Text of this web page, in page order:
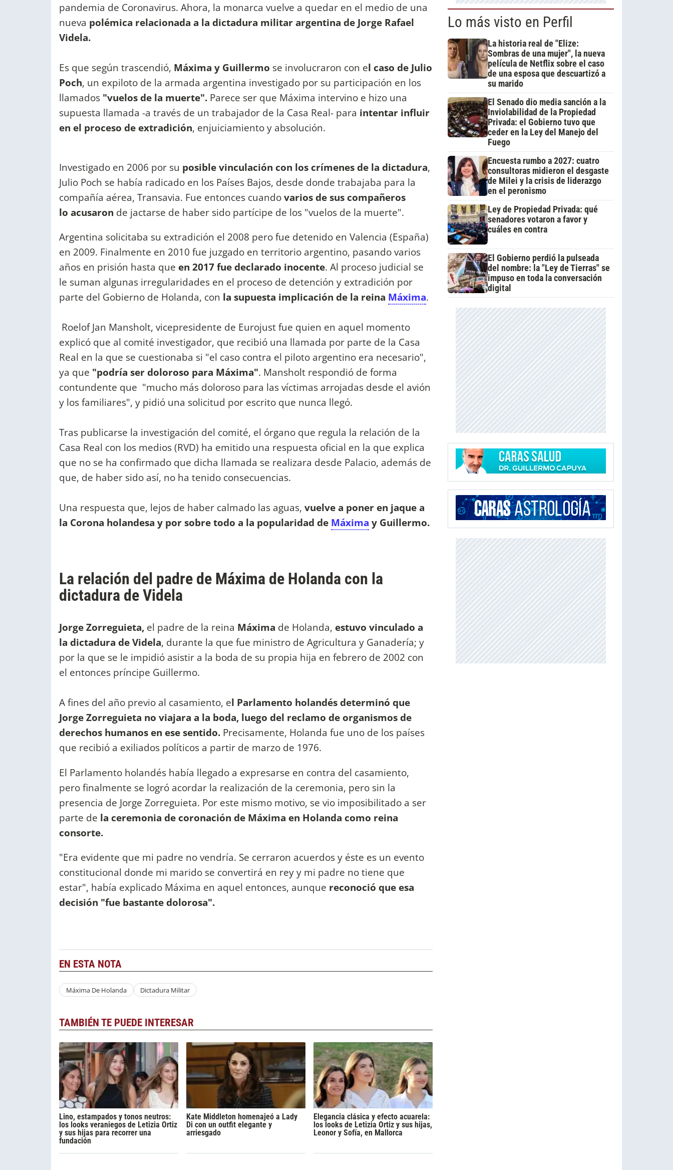
pandemia de Coronavirus. Ahora, la monarca vuelve a quedar en el medio de una
nueva polémica relacionada a la dictadura militar argentina de Jorge Rafael
Videla.
Es que según trascendió, Máxima y Guillermo se involucraron con el caso de Julio
Poch, un expiloto de la armada argentina investigado por su participación en los
llamados "vuelos de la muerte". Parece ser que Máxima intervino e hizo una
supuesta llamada -a través de un trabajador de la Casa Real- para intentar influir
en el proceso de extradición, enjuiciamiento y absolución.
Investigado en 2006 por su posible vinculación con los crímenes de la dictadura,
Julio Poch se había radicado en los Países Bajos, desde donde trabajaba para la
compañía aérea, Transavia. Fue entonces cuandovarios de sus compañeros
lo acusaron de jactarse de haber sido partícipe de los "vuelos de la muerte".
Argentina solicitaba su extradición el 2008 pero fue detenido en Valencia (España)
en 2009. Finalmente en 2010 fue juzgado en territorio argentino, pasando varios
años en prisión hasta que en 2017 fue declarado inocente. Al proceso judicial se
le suman algunas irregularidades en el proceso de detención y extradición por
parte del Gobierno de Holanda, con la supuesta implicación de la reina Máxima.
Roelof Jan Mansholt, vicepresidente de Eurojust fue quien en aquel momento
explicó que al comité investigador, que recibió una llamada por parte de la Casa
Real en la que se cuestionaba si "el caso contra el piloto argentino era necesario",
ya que "podría ser doloroso para Máxima". Mansholt respondió de forma
contundente que "mucho más doloroso para las víctimas arrojadas desde el avión
y los familiares", y pidió una solicitud por escrito que nunca llegó.
Tras publicarse la investigación del comité, el órgano que regula la relación de la
Casa Real con los medios (RVD) ha emitido una respuesta oficial en la que explica
que no se ha confirmado que dicha llamada se realizara desde Palacio, además de
que, de haber sido así, no ha tenido consecuencias.
Una respuesta que, lejos de haber calmado las aguas, vuelve a poner en jaque a
la Corona holandesa y por sobre todo a la popularidad de Máxima y Guillermo.
La relación del padre de Máxima de Holanda con la
dictadura de Videla
Jorge Zorreguieta, el padre de la reina Máxima de Holanda, estuvo vinculado a
la dictadura de Videla, durante la que fue ministro de Agricultura y Ganadería; y
por la que se le impidió asistir a la boda de su propia hija en febrero de 2002 con
el entonces príncipe Guillermo.
A fines del año previo al casamiento, el Parlamento holandés determinó que
Jorge Zorreguieta no viajara a la boda, luego del reclamo de organismos de
derechos humanos en ese sentido. Precisamente, Holanda fue uno de los países
que recibió a exiliados políticos a partir de marzo de 1976.
El Parlamento holandés había llegado a expresarse en contra del casamiento,
pero finalmente se logró acordar la realización de la ceremonia, pero sin la
presencia de Jorge Zorreguieta. Por este mismo motivo, se vio imposibilitado a ser
parte de la ceremonia de coronación de Máxima en Holanda como reina
consorte.
"Era evidente que mi padre no vendría. Se cerraron acuerdos y éste es un evento
constitucional donde mi marido se convertirá en rey y mi padre no tiene que
estar", había explicado Máxima en aquel entonces, aunque reconoció que esa
decisión "fue bastante dolorosa".
EN ESTA NOTA
Máxima De Holanda Dictadura Militar
TAMBIÉN TE PUEDE INTERESAR
Lino, estampados y tonos neutros:
los looks veraniegos de Letizia Ortiz
y sus hijas para recorrer una
fundación
Kate Middleton homenajeó a Lady
Di con un outfit elegante y
arriesgado
Elegancia clásica y efecto acuarela:
los looks de Letizia Ortiz y sus hijas,
Leonor y Sofía, en Mallorca
Lo más visto en Perfil
La historia real de "Elize:
Sombras de una mujer", la nueva
película de Netflix sobre el caso
de una esposa que descuartizó a
su marido
El Senado dio media sanción a la
Inviolabilidad de la Propiedad
Privada: el Gobierno tuvo que
ceder en la Ley del Manejo del
Fuego
Encuesta rumbo a 2027: cuatro
consultoras midieron el desgaste
de Milei y la crisis de liderazgo
en el peronismo
Ley de Propiedad Privada: qué
senadores votaron a favor y
cuáles en contra
El Gobierno perdió la pulseada
del nombre: la "Ley de Tierras" se
impuso en toda la conversación
digital